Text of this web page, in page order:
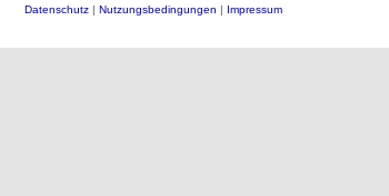
Datenschutz | Nutzungsbedingungen | Impressum